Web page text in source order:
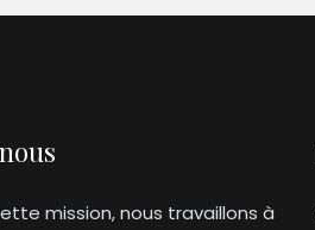
mission, nous travaillons à